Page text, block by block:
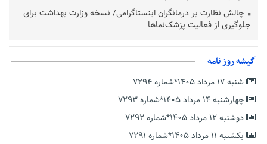
چالش نظارت بر درمانگران اینستاگرامی/ نسخه وزارت بهداشت برای
جلوگیری از فعالیت پزشک‌نماها
پشتیبانی از زنجیره ارزش بادام زمینی در اولویت سیاست‌های
بخش دوم گفت‌وگوی پزشکیان با مردم امشب پخش می‌شود
جزئیات فعال‌سازی «کیف پول ایران» اعلام شد
حمایت از مرزنشینان نباید به زیان تولید باشد/مواد اولیه با کولبری
وارد شود
گیشه روز نامه
شنبه ۱۷ مرداد ۱۴۰۵*شماره ۷۲۹۴
چهارشنبه ۱۴ مرداد ۱۴۰۵*شماره ۷۲۹۳
دوشنبه ۱۲ مرداد ۱۴۰۵*شماره ۷۲۹۲
یکشنبه ۱۱ مرداد ۱۴۰۵*شماره ۷۲۹۱